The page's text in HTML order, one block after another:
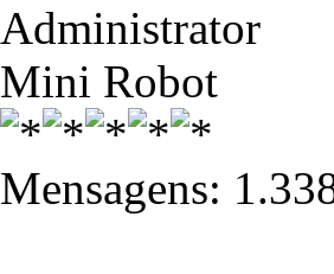
Administrator
Mini Robot
Mensagens: